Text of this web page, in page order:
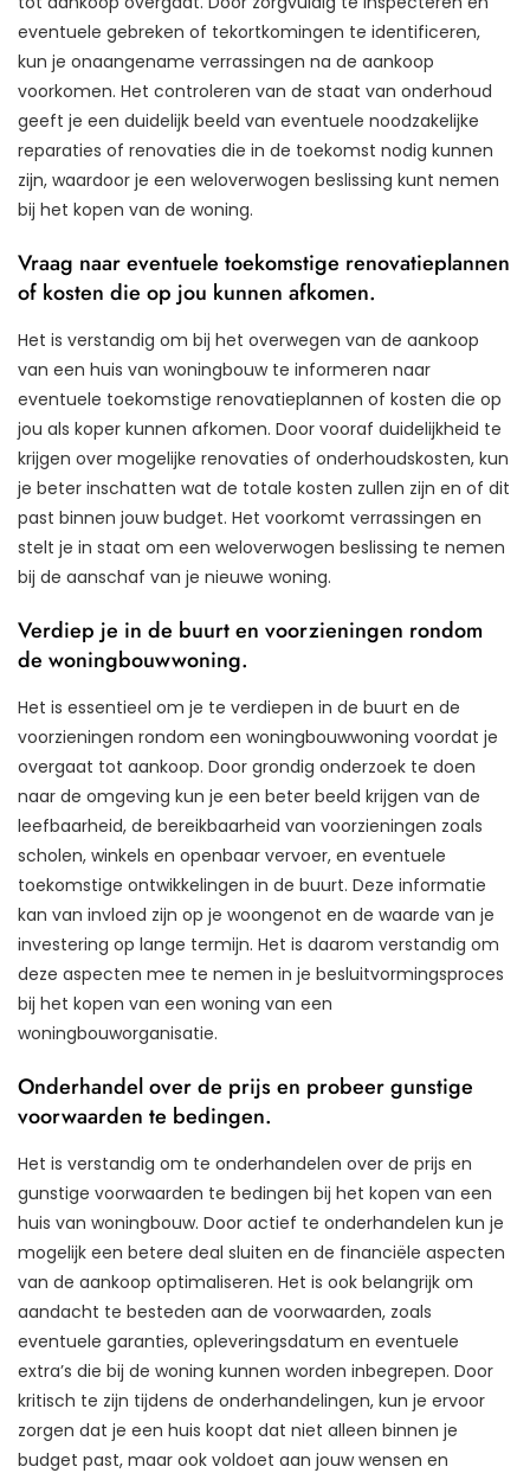
eventuele gebreken of tekortkomingen te identificeren,
kun je onaangename verrassingen na de aankoop
voorkomen. Het controleren van de staat van onderhoud
geeft je een duidelijk beeld van eventuele noodzakelijke
reparaties of renovaties die in de toekomst nodig kunnen
zijn, waardoor je een weloverwogen beslissing kunt nemen
bij het kopen van de woning.
Vraag naar eventuele toekomstige renovatieplannen
of kosten die op jou kunnen afkomen.
Het is verstandig om bij het overwegen van de aankoop
van een huis van woningbouw te informeren naar
eventuele toekomstige renovatieplannen of kosten die op
jou als koper kunnen afkomen. Door vooraf duidelijkheid te
krijgen over mogelijke renovaties of onderhoudskosten, kun
je beter inschatten wat de totale kosten zullen zijn en of dit
past binnen jouw budget. Het voorkomt verrassingen en
stelt je in staat om een weloverwogen beslissing te nemen
bij de aanschaf van je nieuwe woning.
Verdiep je in de buurt en voorzieningen rondom
de woningbouwwoning.
Het is essentieel om je te verdiepen in de buurt en de
voorzieningen rondom een woningbouwwoning voordat je
overgaat tot aankoop. Door grondig onderzoek te doen
naar de omgeving kun je een beter beeld krijgen van de
leefbaarheid, de bereikbaarheid van voorzieningen zoals
scholen, winkels en openbaar vervoer, en eventuele
toekomstige ontwikkelingen in de buurt. Deze informatie
kan van invloed zijn op je woongenot en de waarde van je
investering op lange termijn. Het is daarom verstandig om
deze aspecten mee te nemen in je besluitvormingsproces
bij het kopen van een woning van een
woningbouworganisatie.
Onderhandel over de prijs en probeer gunstige
voorwaarden te bedingen.
Het is verstandig om te onderhandelen over de prijs en
gunstige voorwaarden te bedingen bij het kopen van een
huis van woningbouw. Door actief te onderhandelen kun je
mogelijk een betere deal sluiten en de financiële aspecten
van de aankoop optimaliseren. Het is ook belangrijk om
aandacht te besteden aan de voorwaarden, zoals
eventuele garanties, opleveringsdatum en eventuele
extra’s die bij de woning kunnen worden inbegrepen. Door
kritisch te zijn tijdens de onderhandelingen, kun je ervoor
zorgen dat je een huis koopt dat niet alleen binnen je
budget past, maar ook voldoet aan jouw wensen en